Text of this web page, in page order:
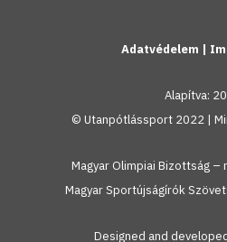
Adatvédelem |
Alapítva:
© Utanpótlássport 2022 |
Magyar Olimpiai Bizottság –
Magyar Sportújságírók
Designed and